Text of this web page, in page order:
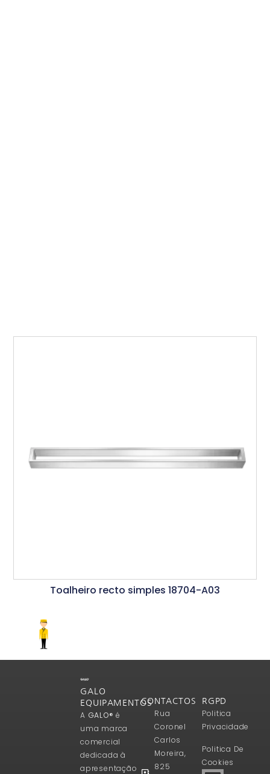
Toalheiro recto simples 18704-A03
GALO
EQUIPAMENTOS
A GALO® é
uma marca
comercial
dedicada à
apresentação
CONTACTOS
Rua
Coronel
Carlos
Moreira,
825
RGPD
Politica
Privacidade
Politica De
Cookies